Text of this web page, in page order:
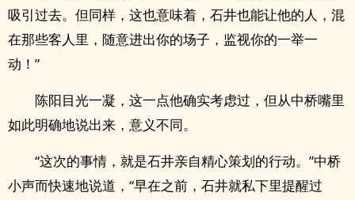
吸引过去。但同样，这也意味着，石井也能让他的人，混
在那些客人里，随意进出你的场子，监视你的一举一
动！”
陈阳目光一凝，这一点他确实考虑过，但从中桥嘴里
如此明确地说出来，意义不同。
“这次的事情，就是石井亲自精心策划的行动。”中桥
小声而快速地说道，“早在之前，石井就私下里提醒过